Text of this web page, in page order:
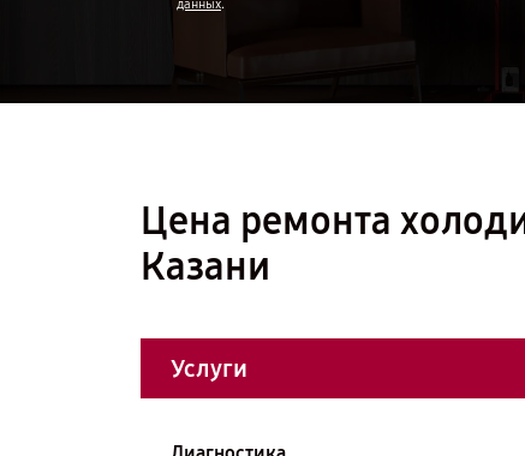
данных.
Цена ремонта
Казани
Услуги